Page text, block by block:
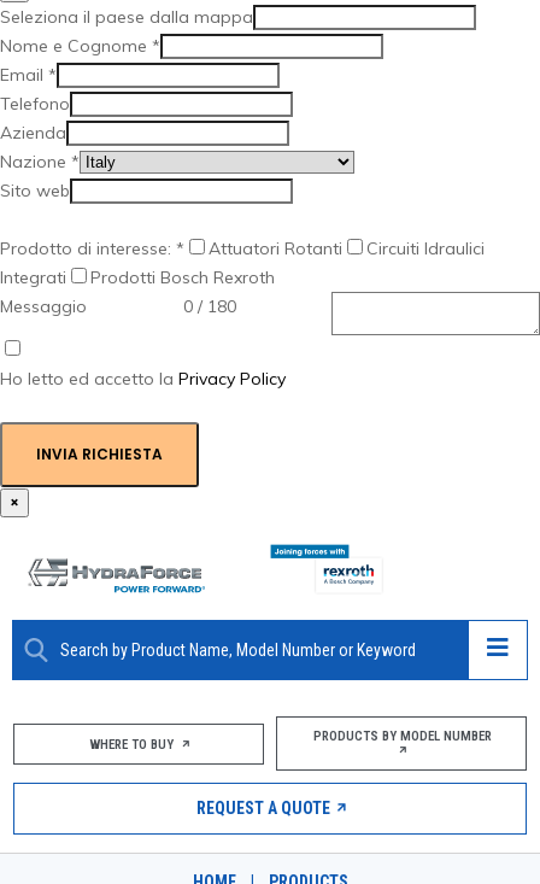
Seleziona il paese dalla mappa
Nome e Cognome *
Email *
Telefono
Azienda
Nazione *
Sito web
Prodotto di interesse: * Attuatori Rotanti
Circuiti Idraulici
Integrati
Prodotti Bosch Rexroth
Messaggio
0 / 180
Ho letto ed accetto la Privacy Policy
INVIA RICHIESTA
×